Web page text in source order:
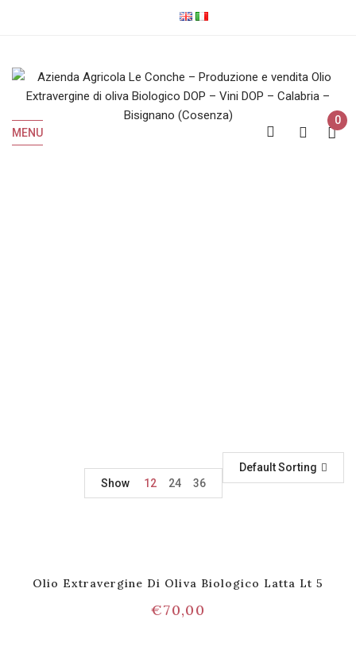
MENU
0
Default Sorting
Show
12 24 36
Olio Extravergine Di Oliva Biologico Latta Lt 5
€70,00